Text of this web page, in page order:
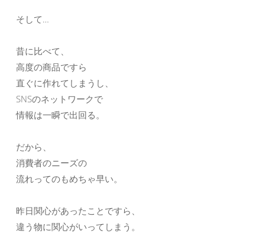
そして…
昔に比べて、
高度の商品ですら
直ぐに作れてしまうし、
SNSのネットワークで
情報は一瞬で出回る。
だから、
消費者のニーズの
流れってのもめちゃ早い。
昨日関心があったことですら、
違う物に関心がいってしまう。